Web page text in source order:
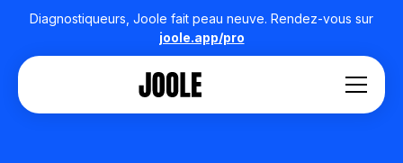
Diagnostiqueurs, Joole fait peau neuve. Rendez-vous sur
joole.app/pro